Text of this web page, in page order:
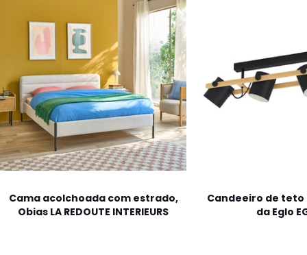
Cama acolchoada com estrado,
Obias LA REDOUTE INTERIEURS
Candeeiro de teto
da Eglo